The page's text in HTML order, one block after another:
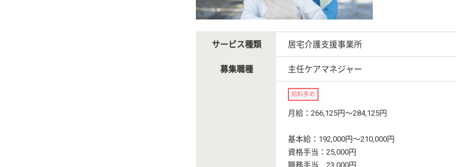
サービス種類 居宅介護支援事業所
募集職種 主任ケアマネジャー
給料多め
月給：266,125円〜284,125円
基本給：192,000円〜210,000円
資格手当：25,000円
職務手当 23,000円